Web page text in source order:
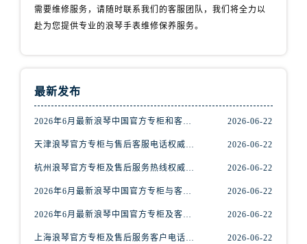
需要维修服务，请随时联系我们的客服团队，我们将全力以
赴为您提供专业的浪琴手表维修保养服务。
最新发布
2026年6月最新浪琴中国官方专柜和客服售后电话权威信息声明 2026-06-22
天津浪琴官方专柜与售后客服电话权威信息公告（2026年6月最新） 2026-06-22
杭州浪琴官方专柜及售后服务热线权威信息公告（2026年6月最新） 2026-06-22
2026年6月最新浪琴中国官方专柜与客服售后电话权威信息通知 2026-06-22
2026年6月最新浪琴中国官方专柜及客户服务售后热线权威信息公示 2026-06-22
上海浪琴官方专柜及售后服务客户电话权威信息公告（2026年6月最新） 2026-06-22